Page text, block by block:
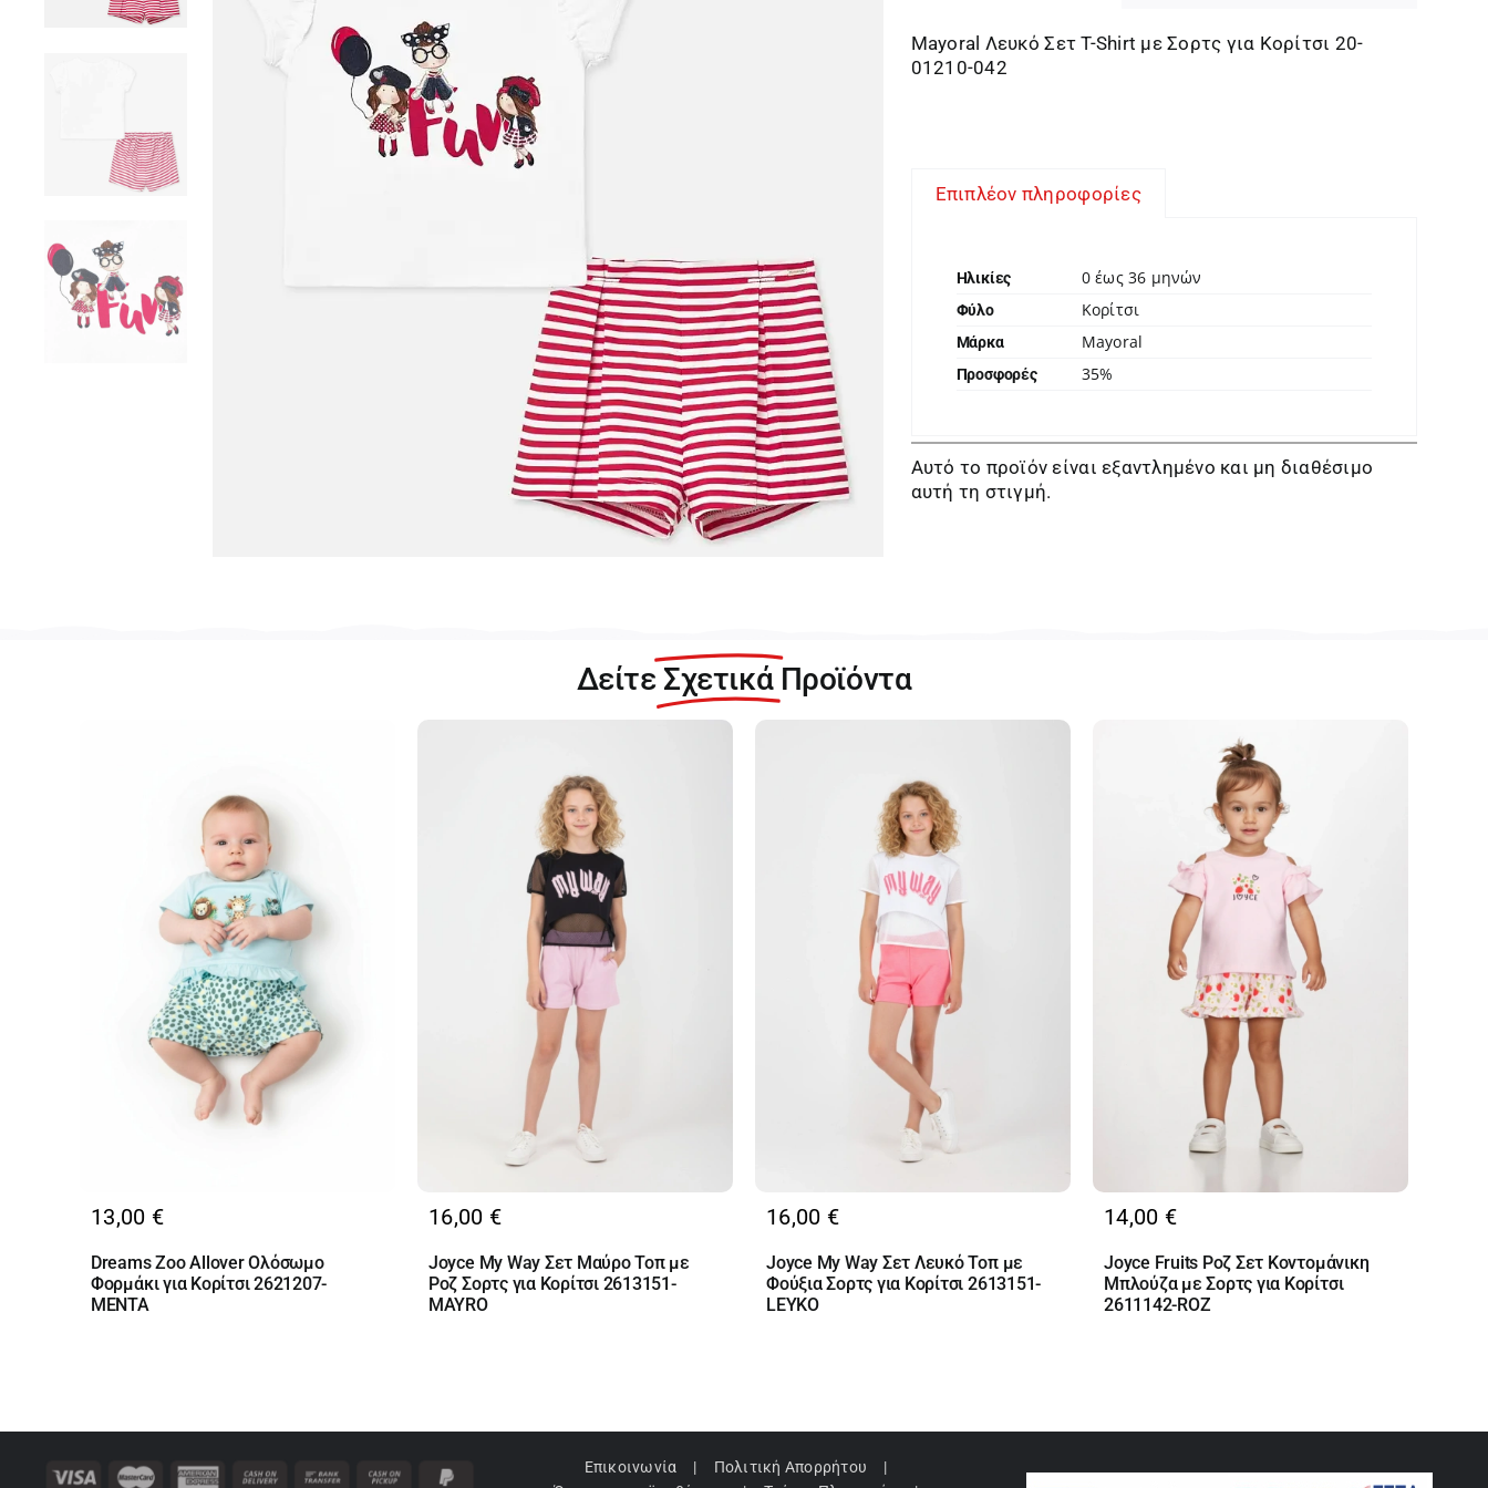
Mayoral Λευκό Σετ T-Shirt με Σορτς για Κορίτσι 20-
01210-042
Επιπλέον πληροφορίες
Ηλικίες 0 έως 36 μηνών
Φύλο Κορίτσι
Μάρκα Mayoral
Προσφορές 35%
Αυτό το προϊόν είναι εξαντλημένο και μη διαθέσιμο
αυτή τη στιγμή.
Δείτε Σχετικά Προϊόντα
13,00 €
Dreams Zoo Allover Ολόσωμο
Φορμάκι για Κορίτσι 2621207-
MENTA
16,00 €
Joyce My Way Σετ Μαύρο Τοπ με
Ροζ Σορτς για Κορίτσι 2613151-
MAYRO
16,00 €
Joyce My Way Σετ Λευκό Τοπ με
Φούξια Σορτς για Κορίτσι 2613151-
LEYKO
14,00 €
Joyce Fruits Ροζ Σετ Κοντομάνικη
Μπλούζα με Σορτς για Κορίτσι
2611142-ROZ
Επικοινωνία
Πολιτική Απορρήτου